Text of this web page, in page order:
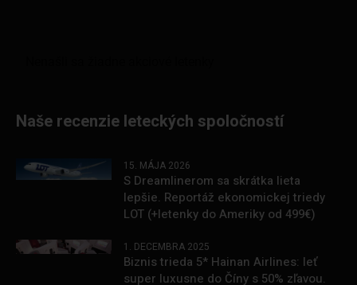
Naše recenzie leteckých spoločností
15. MÁJA 2026
S Dreamlinerom sa skrátka lieta
lepšie. Reportáž ekonomickej triedy
LOT (+letenky do Ameriky od 499€)
1. DECEMBRA 2025
Biznis trieda 5* Hainan Airlines: leť
super luxusne do Číny s 50% zľavou.